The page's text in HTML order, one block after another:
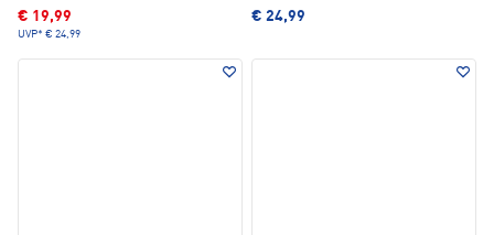
€ 19,99
UVP* € 24,99
€ 24,99